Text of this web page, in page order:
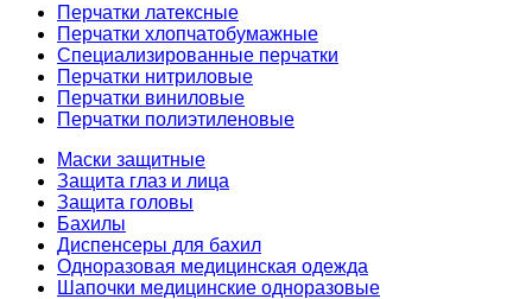
Перчатки латексные
Перчатки хлопчатобумажные
Специализированные перчатки
Перчатки нитриловые
Перчатки виниловые
Перчатки полиэтиленовые
Маски защитные
Защита глаз и лица
Защита головы
Бахилы
Диспенсеры для бахил
Одноразовая медицинская одежда
Шапочки медицинские одноразовые